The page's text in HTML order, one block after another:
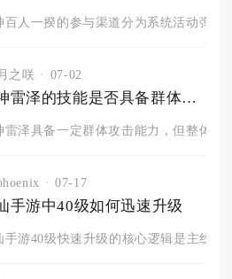
百人一揆的参与渠道分为系统活动弹窗
月之咲 07-02
原神雷泽的技能是否具备群体攻击能力
雷泽具备一定群体攻击能力，但整体偏
07-17
手游中40级如何迅速升级
手游40级快速升级的核心逻辑是主线任